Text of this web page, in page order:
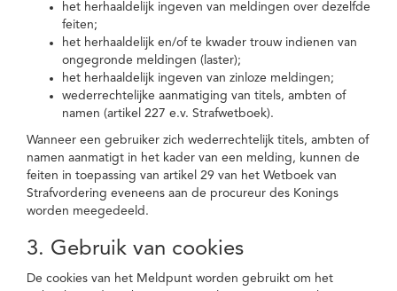
het herhaaldelijk ingeven van meldingen over dezelfde
feiten;
het herhaaldelijk en/of te kwader trouw indienen van
ongegronde meldingen (laster);
het herhaaldelijk ingeven van zinloze meldingen;
wederrechtelijke aanmatiging van titels, ambten of
namen (artikel 227 e.v. Strafwetboek).
Wanneer een gebruiker zich wederrechtelijk titels, ambten of
namen aanmatigt in het kader van een melding, kunnen de
feiten in toepassing van artikel 29 van het Wetboek van
Strafvordering eveneens aan de procureur des Konings
worden meegedeeld.
3. Gebruik van cookies
De cookies van het Meldpunt worden gebruikt om het